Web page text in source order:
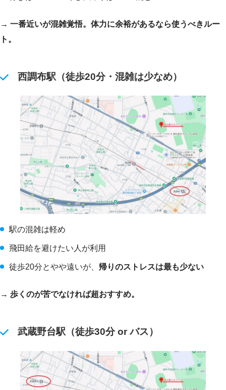
→ 一番近いが混雑覚悟。体力に余裕があるなら使うべきルー
ト。
西調布駅（徒歩20分・混雑は少なめ）
駅の混雑は軽め
飛田給を避けたい人が利用
徒歩20分とやや遠いが、 帰りのストレスは最も少ない
→ 歩くのが苦でなければ超おすすめ。
武蔵野台駅（徒歩30分 or バス）